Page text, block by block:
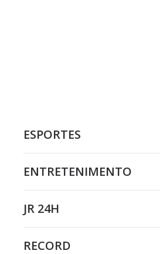
ESPORTES
ENTRETENIMENTO
JR 24H
RECORD